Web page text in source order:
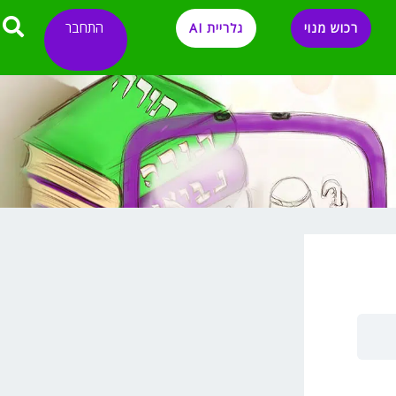
רכוש מנוי גלריית AI התחבר